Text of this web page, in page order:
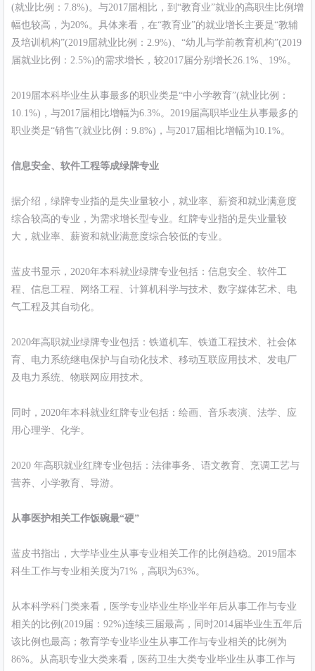
(就业比例：7.8%)。与2017届相比，到“教育业”就业的高职生比例增
幅也较高，为20%。具体来看，在“教育业”的就业增长主要是“教辅
及培训机构”(2019届就业比例：2.9%)、“幼儿与学前教育机构”(2019
届就业比例：2.5%)的需求增长，较2017届分别增长26.1%、19%。
2019届本科毕业生从事最多的职业类是“中小学教育”(就业比例：
10.1%)，与2017届相比增幅为6.3%。2019届高职毕业生从事最多的
职业类是“销售”(就业比例：9.8%)，与2017届相比增幅为10.1%。
信息安全、软件工程等成绿牌专业
据介绍，绿牌专业指的是失业量较小，就业率、薪资和就业满意度
综合较高的专业，为需求增长型专业。红牌专业指的是失业量较
大，就业率、薪资和就业满意度综合较低的专业。
蓝皮书显示，2020年本科就业绿牌专业包括：信息安全、软件工
程、信息工程、网络工程、计算机科学与技术、数字媒体艺术、电
气工程及其自动化。
2020年高职就业绿牌专业包括：铁道机车、铁道工程技术、社会体
育、电力系统继电保护与自动化技术、移动互联应用技术、发电厂
及电力系统、物联网应用技术。
同时，2020年本科就业红牌专业包括：绘画、音乐表演、法学、应
用心理学、化学。
2020 年高职就业红牌专业包括：法律事务、语文教育、烹调工艺与
营养、小学教育、导游。
从事医护相关工作饭碗最“硬”
蓝皮书指出，大学毕业生从事专业相关工作的比例趋稳。2019届本
科生工作与专业相关度为71%，高职为63%。
从本科学科门类来看，医学专业毕业生毕业半年后从事工作与专业
相关的比例(2019届：92%)连续三届最高，同时2014届毕业生五年后
该比例也最高；教育学专业毕业生从事工作与专业相关的比例为
86%。从高职专业大类来看，医药卫生大类专业毕业生从事工作与